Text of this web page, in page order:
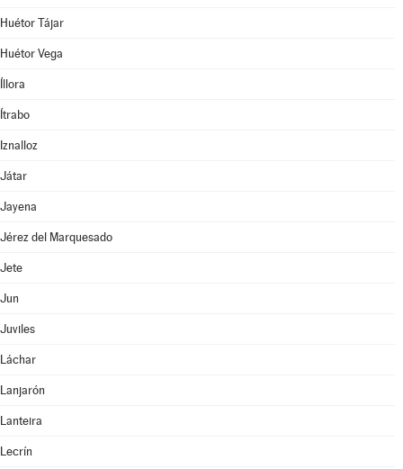
Huétor Tájar
Huétor Vega
Íllora
Ítrabo
Iznalloz
Játar
Jayena
Jérez del Marquesado
Jete
Jun
Juviles
Láchar
Lanjarón
Lanteira
Lecrín